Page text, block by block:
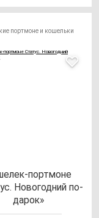
портмоне и кошельки
пор­тмо­не
Ново­год­ний по­
да­рок»